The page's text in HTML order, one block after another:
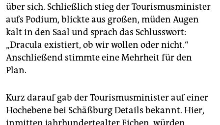
über sich. Schließlich stieg der Tourismusminister
aufs Podium, blickte aus großen, müden Augen
kalt in den Saal und sprach das Schlusswort:
„Dracula existiert, ob wir wollen oder nicht.“
Anschließend stimmte eine Mehrheit für den
Plan.
Kurz darauf gab der Tourismusminister auf einer
Hochebene bei Schäßburg Details bekannt. Hier,